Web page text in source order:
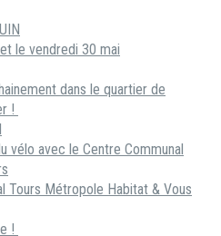
le vendredi 30 mai
dans le quartier de
!
vélo avec le Centre Communal
Tours Métropole Habitat & Vous
!